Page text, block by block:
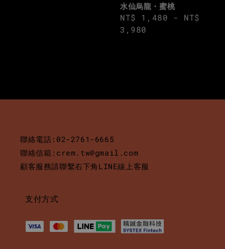
水仙烏龍・蜜桃
Regular
price
NT$ 1,480 - NT$
3,980
聯絡電話:02-2761-6665
聯絡信箱:crem.tw@gmail.com
顧客服務請聯繫右下角LINE線上客服
支付方式